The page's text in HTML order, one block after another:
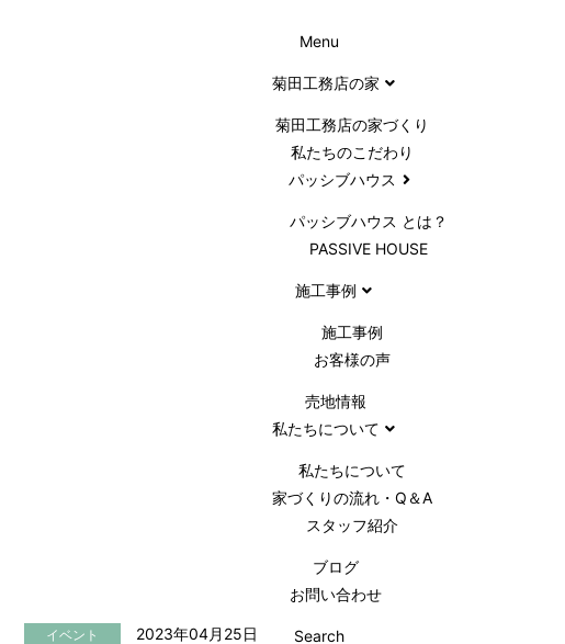
Menu
菊田工務店の家
菊田工務店の家づくり​
私たちのこだわり
パッシブハウス
パッシブハウス とは？
PASSIVE HOUSE
施工事例
施⼯事例
お客様の声
売地情報
私たちについて
私たちについて
家づくりの流れ・Q＆A
スタッフ紹介
ブログ
お問い合わせ
Search
イベント 2023年04月25日